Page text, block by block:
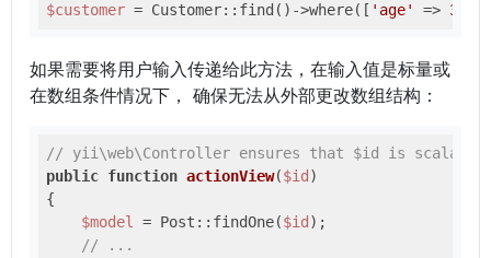
$customer = Customer::find()->where([ 'age' => 30
如果需要将用户输入传递给此方法，在输入值是标量或
在数组条件情况下， 确保无法从外部更改数组结构：
// yii\web\Controller ensures that $id is scalar
public function actionView($id )
{
$model
= Post::findOne($id );
// ...